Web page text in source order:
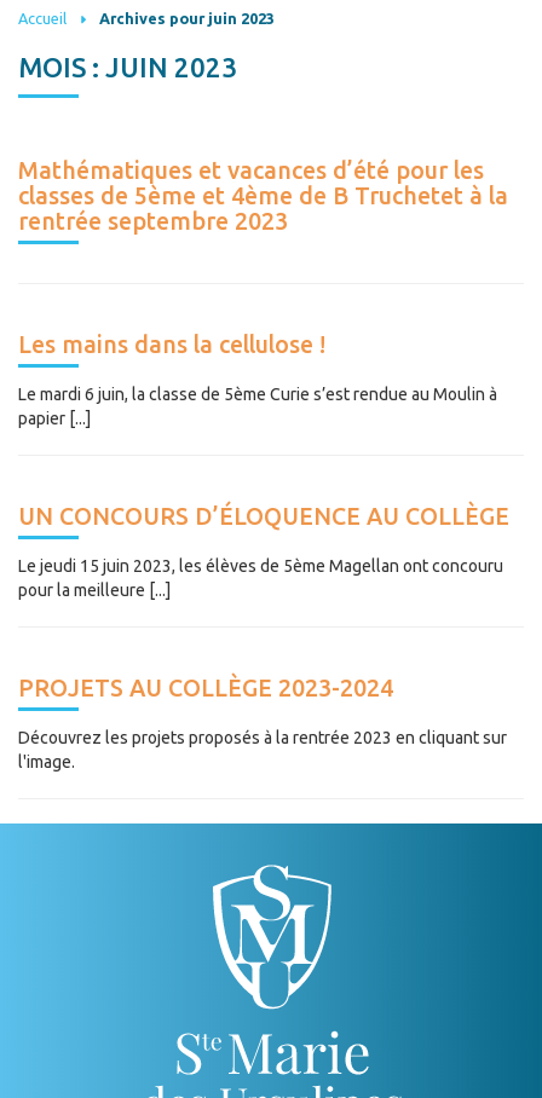
Accueil Archives pour juin 2023
MOIS : JUIN 2023
Mathématiques et vacances d’été pour les
classes de 5ème et 4ème de B Truchetet à la
rentrée septembre 2023
Les mains dans la cellulose !
Le mardi 6 juin, la classe de 5ème Curie s’est rendue au Moulin à
papier [...]
UN CONCOURS D’ÉLOQUENCE AU COLLÈGE
Le jeudi 15 juin 2023, les élèves de 5ème Magellan ont concouru
pour la meilleure [...]
PROJETS AU COLLÈGE 2023-2024
Découvrez les projets proposés à la rentrée 2023 en cliquant sur
l'image.